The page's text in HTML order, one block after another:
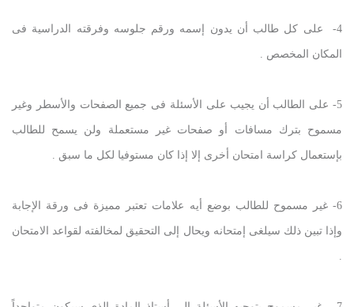
4- على كل طالب أن يدون إسمه ورقم جلوسه وفرقته الدراسية فى
المكان المخصص .
5- على الطالب أن يجيب على الأسئلة فى جميع الصفحات والأسطر وغير
مسموح بترك مسافات أو صفحات غير مستعملة ولن يسمح للطالب
بإستعمال كراسة امتحان أخرى إلا إذا كان مستوفيا لكل ما سبق .
6- غير مسموح للطالب بوضع أيه علامات تعتبر مميزة فى ورقة الإجابة
وإذا تبين ذلك سيلغى إمتحانه ويحال إلى التحقيق لمخالفته لقواعد الامتحان
.